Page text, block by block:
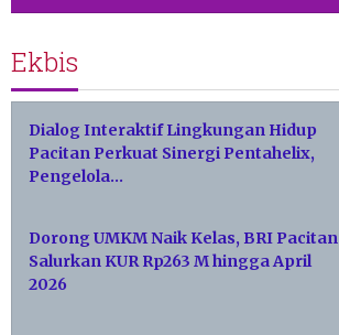
Ekbis
Dialog Interaktif Lingkungan Hidup
Pacitan Perkuat Sinergi Pentahelix,
Pengelola…
Dorong UMKM Naik Kelas, BRI Pacitan
Salurkan KUR Rp263 M hingga April
2026